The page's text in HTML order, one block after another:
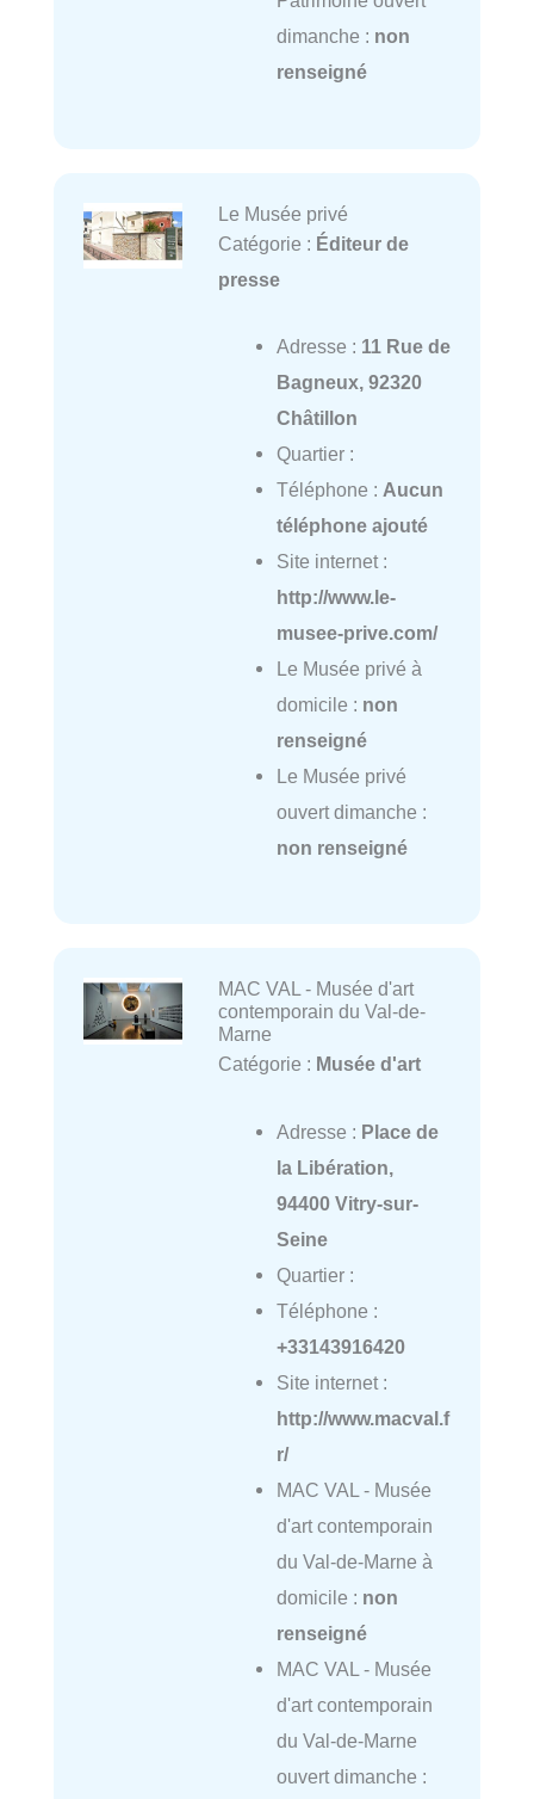
dimanche : non
renseigné
Le Musée privé
Catégorie : Éditeur de
presse
Adresse : 11 Rue de
Bagneux, 92320
Châtillon
Quartier :
Téléphone : Aucun
téléphone ajouté
Site internet :
http://www.le-
musee-prive.com/
Le Musée privé à
domicile : non
renseigné
Le Musée privé
ouvert dimanche :
non renseigné
MAC VAL - Musée d'art
contemporain du Val-de-
Marne
Catégorie : Musée d'art
Adresse : Place de
la Libération,
94400 Vitry-sur-
Seine
Quartier :
Téléphone :
+33143916420
Site internet :
http://www.macval.f
r/
MAC VAL - Musée
d'art contemporain
du Val-de-Marne à
domicile : non
renseigné
MAC VAL - Musée
d'art contemporain
du Val-de-Marne
ouvert dimanche :